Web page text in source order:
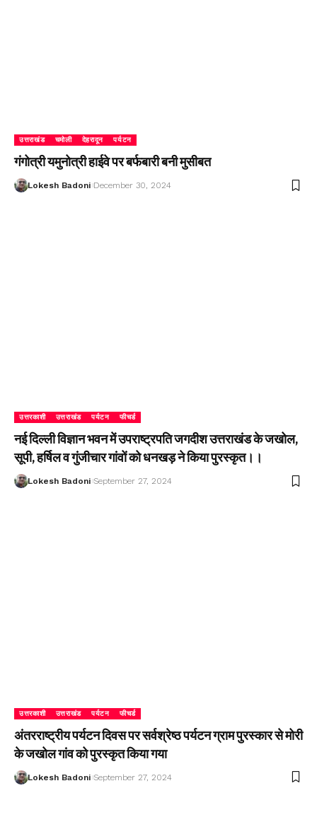
उत्तराखंड चमोली देहरादून पर्यटन
गंगोत्री यमुनोत्री हाईवे पर बर्फबारी बनी मुसीबत
Lokesh Badoni December 30, 2024
उत्तरकाशी उत्तराखंड पर्यटन फीचर्ड
नई दिल्ली विज्ञान भवन में उपराष्ट्रपति जगदीश उत्तराखंड के जखोल,
सूपी, हर्षिल व गुंजीचार गांवों को धनखड़ ने किया पुरस्कृत।।
Lokesh Badoni September 27, 2024
उत्तरकाशी उत्तराखंड पर्यटन फीचर्ड
अंतरराष्ट्रीय पर्यटन दिवस पर सर्वश्रेष्ठ पर्यटन ग्राम पुरस्कार से मोरी
के जखोल गांव को पुरस्कृत किया गया
Lokesh Badoni September 27, 2024